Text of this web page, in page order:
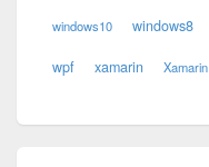
windows10 windows8
wpf xamarin Xamarin